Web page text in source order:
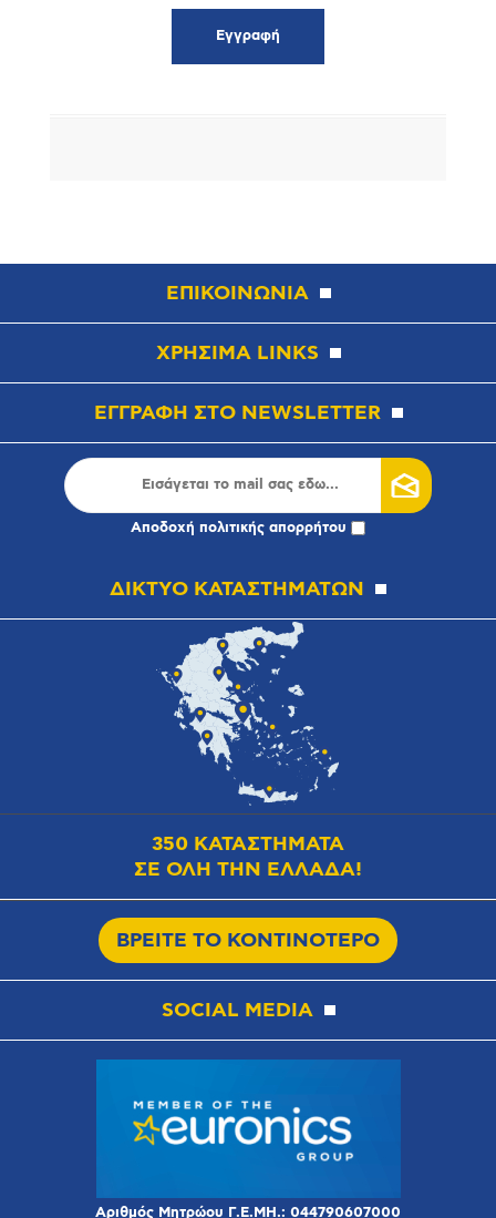
ΕΠΙΚΟΙΝΩΝΙΑ
ΧΡΗΣΙΜΑ LINKS
ΕΓΓΡΑΦΗ ΣΤΟ NEWSLETTER
Αποδοχή πολιτικής απορρήτου
ΔΙΚΤΥΟ ΚΑΤΑΣΤΗΜΑΤΩΝ
350 ΚΑΤΑΣΤΗΜΑΤΑ
ΣΕ ΟΛΗ ΤΗΝ ΕΛΛΑΔΑ!
ΒΡΕΙΤΕ ΤΟ ΚΟΝΤΙΝΟΤΕΡΟ
SOCIAL MEDIA